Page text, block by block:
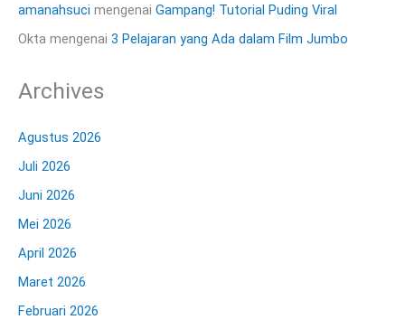
amanahsuci mengenai Gampang! Tutorial Puding Viral
Okta mengenai 3 Pelajaran yang Ada dalam Film Jumbo
Archives
Agustus 2026
Juli 2026
Juni 2026
Mei 2026
April 2026
Maret 2026
Februari 2026